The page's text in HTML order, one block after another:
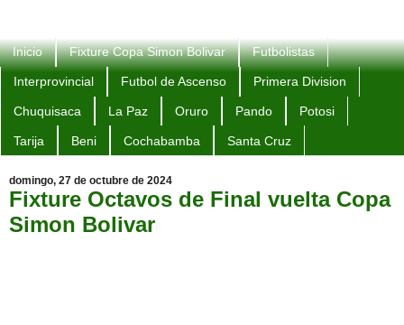
Inicio Fixture Copa Simon Bolivar Futbolistas
Interprovincial Futbol de Ascenso Primera Division
Chuquisaca La Paz Oruro Pando Potosi
Tarija Beni Cochabamba Santa Cruz
domingo, 27 de octubre de 2024
Fixture Octavos de Final vuelta Copa
Simon Bolivar